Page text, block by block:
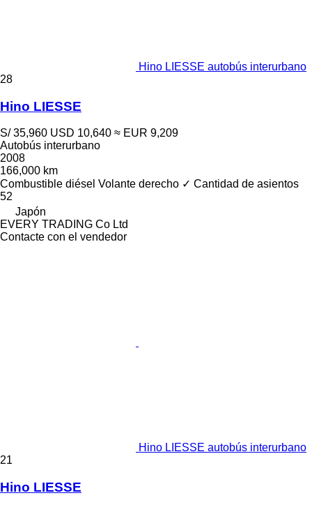
Hino LIESSE autobús interurbano
28
Hino LIESSE
S/ 35,960 USD 10,640 ≈ EUR 9,209
Autobús interurbano
2008
166,000 km
Combustible diésel Volante derecho ✓ Cantidad de asientos
52
Japón
EVERY TRADING Co Ltd
Contacte con el vendedor
Hino LIESSE autobús interurbano
21
Hino LIESSE